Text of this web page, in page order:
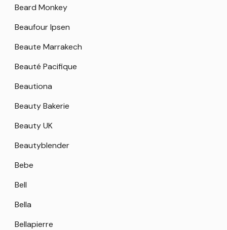
Beard Monkey
Beaufour Ipsen
Beaute Marrakech
Beauté Pacifique
Beautiona
Beauty Bakerie
Beauty UK
Beautyblender
Bebe
Bell
Bella
Bellapierre